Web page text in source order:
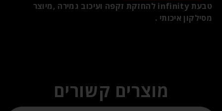
טבעת infinity להחזקת זקפה ועיכוב גמירה ,מיוצר
מסילקון איכותי .
מוצרים קשורים